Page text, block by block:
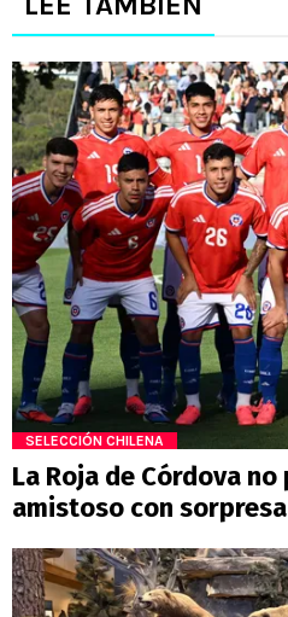
SELECCIÓN CHILENA
La Roja de Córdova
amistoso con